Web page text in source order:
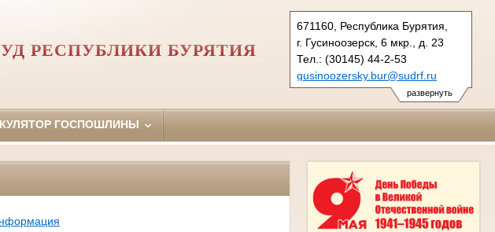
развернуть
671160, Республика Бурятия,
г. Гусиноозерск, 6 мкр., д. 23
Тел.: (30145) 44-2-53
gusinoozersky.bur@sudrf.ru
РЕСПУБЛИКИ БУРЯТИЯ
ГОСПОШЛИНЫ